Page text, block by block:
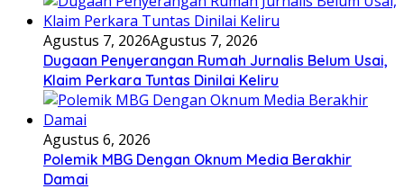
Agustus 7, 2026Agustus 7, 2026
Dugaan Penyerangan Rumah Jurnalis Belum Usai,
Klaim Perkara Tuntas Dinilai Keliru
Agustus 6, 2026
Polemik MBG Dengan Oknum Media Berakhir
Damai